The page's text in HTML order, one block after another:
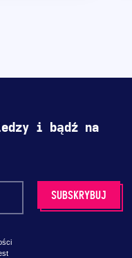
i bądź na